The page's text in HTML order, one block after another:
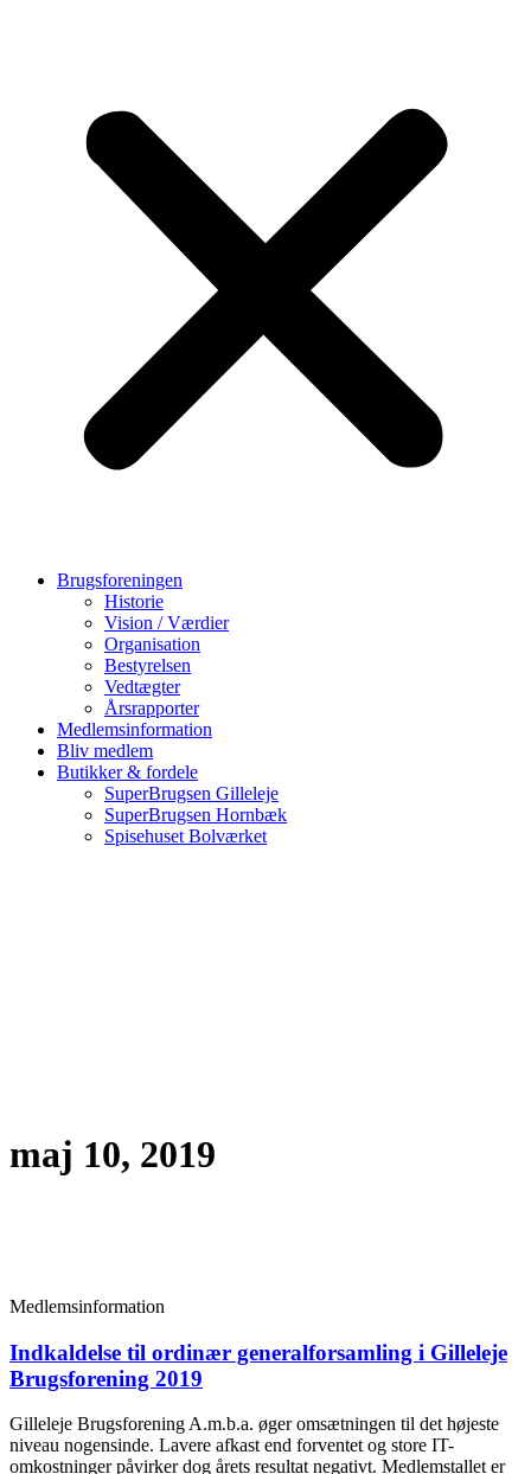
Brugsforeningen
Historie
Vision / Værdier
Organisation
Bestyrelsen
Vedtægter
Årsrapporter
Medlemsinformation
Bliv medlem
Butikker & fordele
SuperBrugsen Gilleleje
SuperBrugsen Hornbæk
Spisehuset Bolværket
maj 10, 2019
Medlemsinformation
Indkaldelse til ordinær generalforsamling i Gilleleje
Brugsforening 2019
Gilleleje Brugsforening A.m.b.a. øger omsætningen til det højeste
niveau nogensinde. Lavere afkast end forventet og store IT-
omkostninger påvirker dog årets resultat negativt. Medlemstallet er